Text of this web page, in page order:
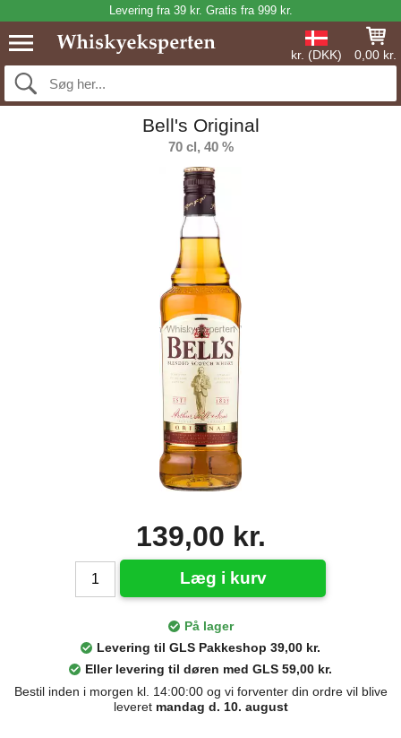
Levering fra 39 kr. Gratis fra 999 kr.
kr. (DKK) 0,00 kr.
Bell's Original
70 cl, 40 %
139,00 kr.
Læg i kurv
På lager
Levering til GLS Pakkeshop 39,00 kr.
Eller levering til døren med GLS 59,00 kr.
Bestil inden i morgen kl. 14:00:00 og vi forventer din ordre vil blive
leveret mandag d. 10. august